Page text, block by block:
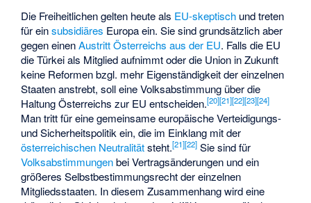
Die Freiheitlichen gelten heute als EU-skeptisch und treten
für einsubsidiäres Europa ein. Sie sind grundsätzlich aber
gegen einenAustritt Österreichs aus der EU. Falls die EU
die Türkei als Mitglied aufnimmt oder die Union in Zukunft
keine Reformen bzgl. mehr Eigenständigkeit der einzelnen
Staaten anstrebt, soll eine Volksabstimmung über die
Haltung Österreichs zur EU entscheiden.[20][21][22][23][24]
Man tritt für eine gemeinsame europäische Verteidigungs-
und Sicherheitspolitik ein, die im Einklang mit der
österreichischen Neutralitätsteht.[21][22] Sie sind für
Volksabstimmungenbei Vertragsänderungen und ein
größeres Selbstbestimmungsrecht der einzelnen
Mitgliedsstaaten. In diesem Zusammenhang wird eine